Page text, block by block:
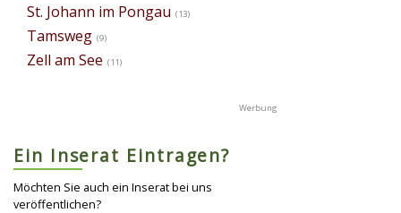
St. Johann im Pongau (13)
Tamsweg (9)
Zell am See (11)
Ein Inserat Eintragen?
Möchten Sie auch ein Inserat bei uns
veröffentlichen?